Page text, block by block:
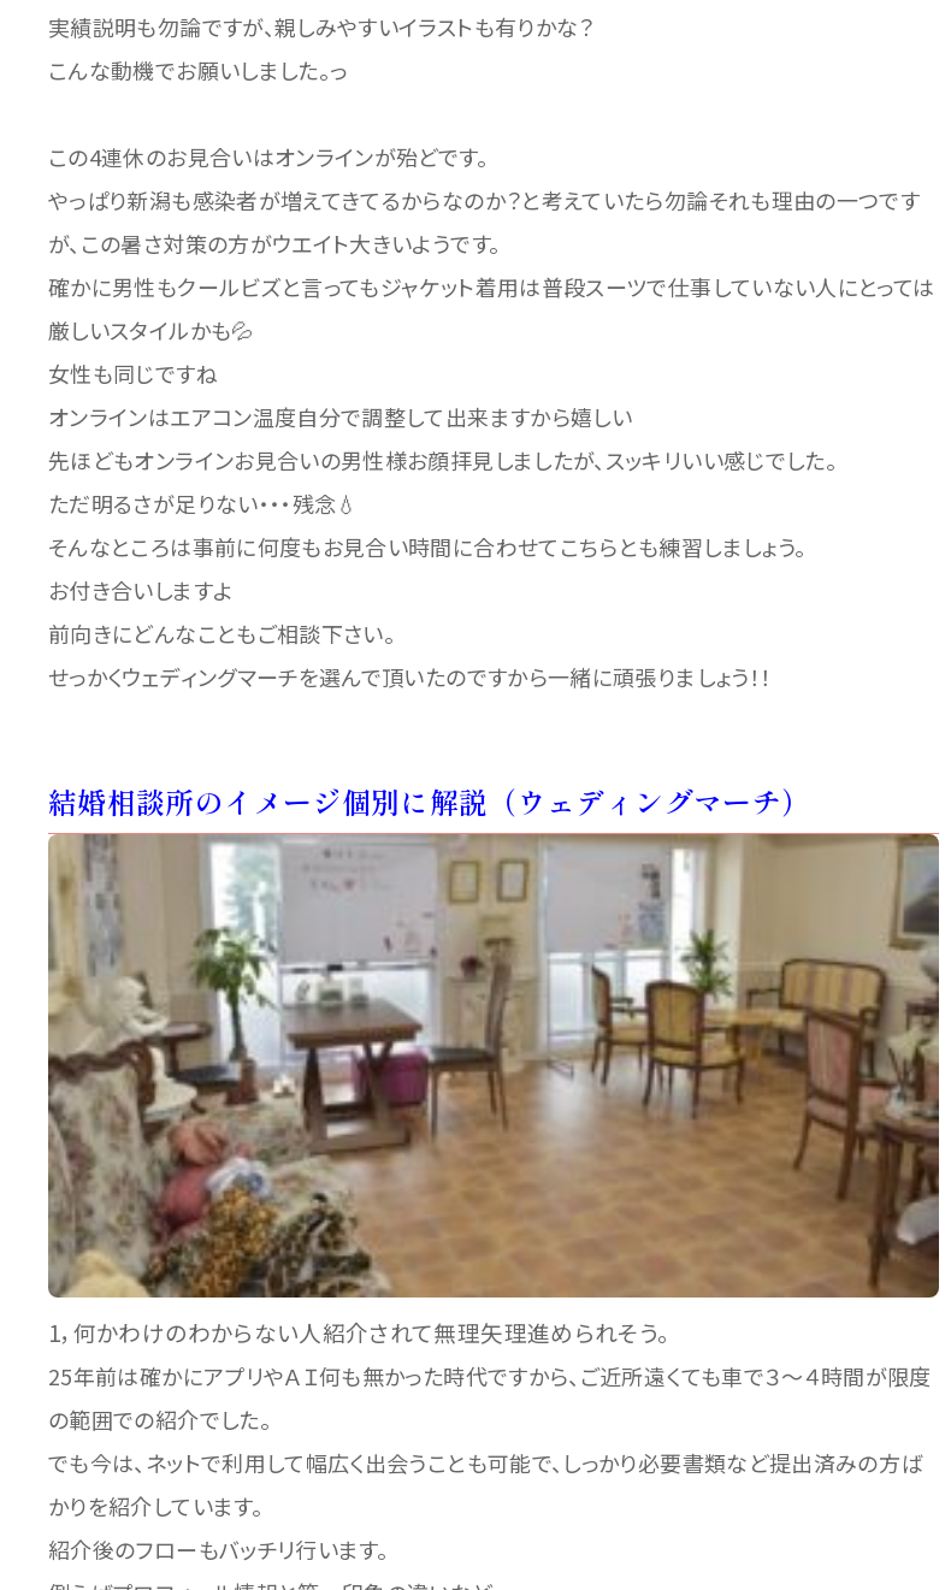
実績説明も勿論ですが、親しみやすいイラストも有りかな？
こんな動機でお願いしました。っ
この4連休のお見合いはオンラインが殆どです。
やっぱり新潟も感染者が増えてきてるからなのか？と考えていたら勿論それも理由の一つです
が、この暑さ対策の方がウエイト大きいようです。
確かに男性もクールビズと言ってもジャケット着用は普段スーツで仕事していない人にとっては
厳しいスタイルかも💦
女性も同じですね
オンラインはエアコン温度自分で調整して出来ますから嬉しい
先ほどもオンラインお見合いの男性様お顔拝見しましたが、スッキリいい感じでした。
ただ明るさが足りない・・・残念💧
そんなところは事前に何度もお見合い時間に合わせてこちらとも練習しましょう。
お付き合いしますよ
前向きにどんなこともご相談下さい。
せっかくウェディングマーチを選んで頂いたのですから一緒に頑張りましょう！！
結婚相談所のイメージ個別に解説（ウェディングマーチ）
1，何かわけのわからない人紹介されて無理矢理進められそう。
25年前は確かにアプリやＡＩ何も無かった時代ですから、ご近所遠くても車で３～４時間が限度
の範囲での紹介でした。
でも今は、ネットで利用して幅広く出会うことも可能で、しっかり必要書類など提出済みの方ば
かりを紹介しています。
紹介後のフローもバッチリ行います。